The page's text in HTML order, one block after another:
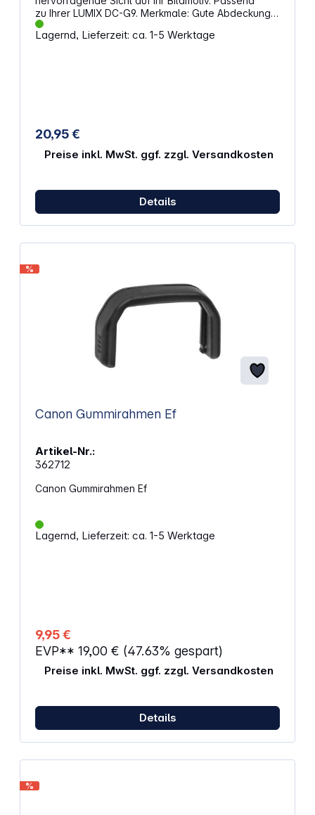
zu Ihrer LUMIX DC-G9. Merkmale: Gute Abdeckung
vor Außenlicht Weiche Gummierung besonders
geeignet für Brillenträger Gute Anpassung an die
Lagernd, Lieferzeit: ca. 1-5 Werktage
20,95 €
Preise inkl. MwSt. ggf. zzgl. Versandkosten
Details
%
Canon Gummirahmen Ef
Artikel-Nr.:
362712
Canon Gummirahmen Ef
Lagernd, Lieferzeit: ca. 1-5 Werktage
9,95 €
EVP** 19,00 € (47.63% gespart)
Preise inkl. MwSt. ggf. zzgl. Versandkosten
Details
%